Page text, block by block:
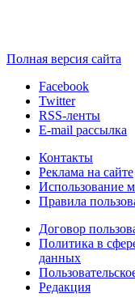
Полная версия сайта
Facebook
Twitter
RSS-ленты
E-mail рассылка
Контакты
Реклама на сайте
Использование
Правила
Договор
Политика в
данных
Редакция